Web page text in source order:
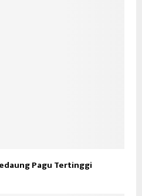
Pagu Tertinggi